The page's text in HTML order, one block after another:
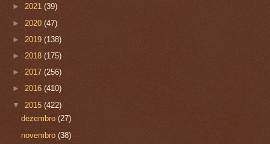
► 2021 (39)
► 2020 (47)
► 2019 (138)
► 2018 (175)
► 2017 (256)
► 2016 (410)
▼ 2015 (422)
dezembro(27)
novembro(38)